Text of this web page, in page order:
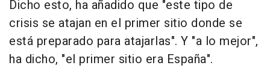
Dicho esto, ha añadido que "este tipo de
crisis se atajan en el primer sitio donde se
está preparado para atajarlas". Y "a lo mejor",
ha dicho, "el primer sitio era España".